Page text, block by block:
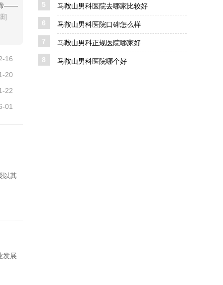
谛——
]
16
20
22
01
以其
发展
5 马鞍山男科医院去哪家比较好
6 马鞍山男科医院口碑怎么样
7 马鞍山男科正规医院哪家好
8 马鞍山男科医院哪个好